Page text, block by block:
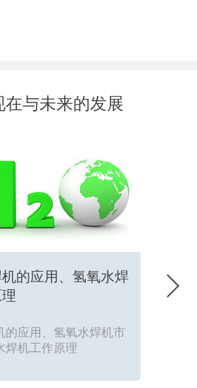
在与未来的发展
的应用、氢氧水焊
的应用、氢氧水焊机市
焊机工作原理
